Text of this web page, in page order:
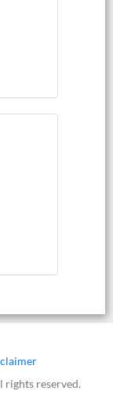
rights reserved.